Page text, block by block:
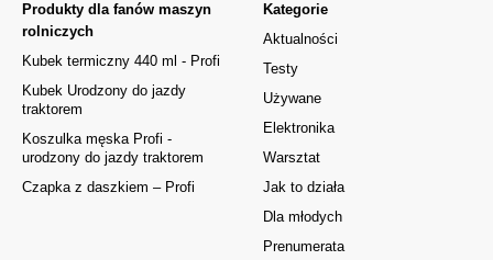
Kategorie
Aktualności
Testy
Używane
Elektronika
Warsztat
Jak to działa
Dla młodych
Prenumerata
Produkty dla fanów maszyn
rolniczych
Kubek termiczny 440 ml - Profi
Kubek Urodzony do jazdy
traktorem
Koszulka męska Profi -
urodzony do jazdy traktorem
Czapka z daszkiem – Profi